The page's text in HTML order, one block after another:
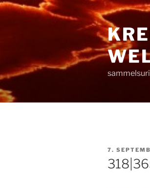
Zum
Inhalt
AM
7.